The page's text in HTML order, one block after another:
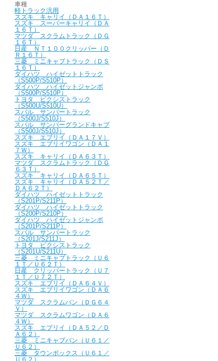
車種
軽トラック汎用
スズキ キャリイ（ＤＡ１６Ｔ）
スズキ スーパーキャリイ（ＤＡ
１６Ｔ）
マツダ スクラムトラック（ＤＧ
１６Ｔ）
日産 ＮＴ１００クリッパー（Ｄ
Ｒ１６Ｔ）
三菱 ミニキャブトラック（ＤＳ
１６Ｔ）
ダイハツ ハイゼットトラック
（S500P/S510P）
ダイハツ ハイゼットジャンボ
（S500P/S510P）
トヨタ ピクシストラック
（S500U/S510U）
スバル サンバートラック
（S500J/S510J）
スバル サンバーグランドキャブ
（S500J/S510J）
スズキ エブリイ（ＤＡ１７Ｖ）
スズキ エブリイワゴン（ＤＡ１
７Ｗ）
スズキ キャリイ（ＤＡ６３Ｔ）
マツダ スクラムトラック（ＤＧ
６３Ｔ）
スズキ キャリイ（ＤＡ６５Ｔ）
スズキ キャリイ（ＤＡ５２Ｔ／
ＤＡ６２Ｔ）
ダイハツ ハイゼットトラック
（S201P/S211P）
ダイハツ ハイゼットトラック
（S200P/S210P）
ダイハツ ハイゼットジャンボ
（S201P/S211P）
スバル サンバートラック
（S201J/S211J）
トヨタ ピクシストラック
（S201U/S211U）
三菱 ミニキャブトラック（Ｕ６
１Ｔ／Ｕ６２Ｔ）
日産 クリッパートラック（Ｕ７
１Ｔ／Ｕ７２Ｔ）
スズキ エブリイ（ＤＡ６４Ｖ）
スズキ エブリイワゴン（ＤＡ６
４Ｗ）
マツダ スクラムバン（ＤＧ６４
Ｖ）
マツダ スクラムワゴン（ＤＡ６
４Ｗ）
スズキ エブリイ（ＤＡ５２／Ｄ
Ａ６２）
三菱 ミニキャブバン（Ｕ６１／
Ｕ６２）
三菱 タウンボックス（Ｕ６１／
Ｕ６２）